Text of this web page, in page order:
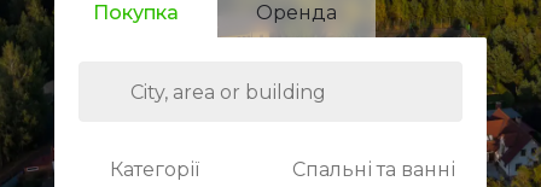
Покупка Оренда
Категорії Спальні та ванні